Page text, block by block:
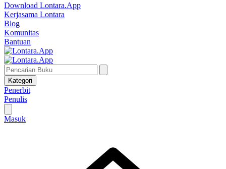
Download Lontara.App
Kerjasama Lontara
Blog
Komunitas
Bantuan
Kategori
Penerbit
Penulis
Masuk